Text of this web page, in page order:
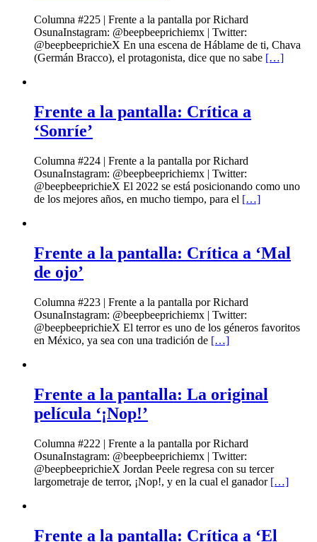
Columna #225 | Frente a la pantalla por Richard
OsunaInstagram: @beepbeeprichiemx | Twitter:
@beepbeeprichieX En una escena de Háblame de ti, Chava
(Germán Bracco), el protagonista, dice que no sabe […]
Frente a la pantalla: Crítica a
‘Sonríe’
Columna #224 | Frente a la pantalla por Richard
OsunaInstagram: @beepbeeprichiemx | Twitter:
@beepbeeprichieX El 2022 se está posicionando como uno
de los mejores años, en mucho tiempo, para el […]
Frente a la pantalla: Crítica a ‘Mal
de ojo’
Columna #223 | Frente a la pantalla por Richard
OsunaInstagram: @beepbeeprichiemx | Twitter:
@beepbeeprichieX El terror es uno de los géneros favoritos
en México, ya sea con una tradición de […]
Frente a la pantalla: La original
película ‘¡Nop!’
Columna #222 | Frente a la pantalla por Richard
OsunaInstagram: @beepbeeprichiemx | Twitter:
@beepbeeprichieX Jordan Peele regresa con su tercer
largometraje de terror, ¡Nop!, y en la cual el ganador […]
Frente a la pantalla: Crítica a ‘El